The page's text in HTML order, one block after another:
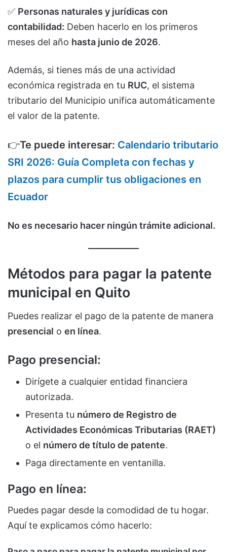
✅ Personas naturales y jurídicas con
contabilidad: Deben hacerlo en los primeros
meses del año hasta junio de 2026.
Además, si tienes más de una actividad
económica registrada en tu RUC, el sistema
tributario del Municipio unifica automáticamente
el valor de la patente.
👉Te puede interesar: Calendario tributario
SRI 2026: Guía Completa con fechas y
plazos para cumplir tus obligaciones en
Ecuador
No es necesario hacer ningún trámite adicional.
Métodos para pagar la patente
municipal en Quito
Puedes realizar el pago de la patente de manera
presencial o en línea.
Pago presencial:
Dirígete a cualquier entidad financiera
autorizada.
Presenta tu número de Registro de
Actividades Económicas Tributarias (RAET)
o el número de título de patente.
Paga directamente en ventanilla.
Pago en línea:
Puedes pagar desde la comodidad de tu hogar.
Aquí te explicamos cómo hacerlo: